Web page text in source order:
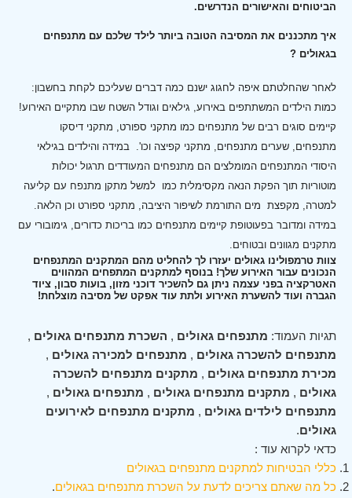
הביטוחים והאישורים הנדרשים.
איך מתכננים את המסיבה הטובה ביותר לילד שלכם עם מתנפחים
בגאולים ?
לאחר שהחלטתם איפה לחגוג ישנם כמה דברים שעליכם לקחת בחשבון:
כמות הילדים המשתתפים באירוע, גילאים וגודל השטח שבו מתקיים האירוע!
קיימים סוגים רבים של מתנפחים כמו מתקני ספורט, מתקני דיסקו
מתנפחים, שערים מתנפחים, מתקני קפיצה וכו'. במידה והילדים בגילאי
היסודי המתנפחים המומלצים הם מתנפחים המעודדים תרגול יכולות
מוטוריות תוך הפקת הנאה מקסימלית כמו למשל מתקן מתנפח עם קליעה
למטרה, מקפצת מים התורמת לשיפור היציבה, מתקני ספורט וכן הלאה.
במידה ומדובר בפעוטופת קיימים מתנפחים כמו בריכות כדורים, גימובורי עם
מתקנים מגוונים ובטוחים.
צוות טרמפולינו גאולים יעזרו לך להחליט מהם המתקנים המתנפחים
הנכונים עבור האירוע שלך! בנוסף למתקנים המתפחים המהווים
האטרקציה בפני עצמה ניתן גם להשכיר דוכני מזון, בועות סבון, ציוד
הגברה ועוד להשערת האירוע ולתת עוד אפקט של מסיבה מוצלחת!
תגיות העמוד: מתנפחים גאולים , השכרת מתנפחים גאולים ,
מתנפחים להשכרה גאולים , מתנפחים למכירה גאולים ,
מכירת מתנפחים גאולים , מתקנים מתנפחים להשכרה
גאולים , מתקנים מתנפחים גאולים , מתנפחים גאולים ,
מתנפחים לילדים גאולים , מתקנים מתנפחים לאירועים
גאולים.
כדאי לקרוא עוד :
כללי הבטיחות למתקנים מתנפחים בגאולים
כל מה שאתם צריכים לדעת על השכרת מתנפחים בגאולים.